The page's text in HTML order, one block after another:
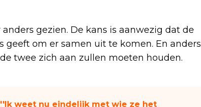
gezien. De kans is aanwezig dat de
geeft om er samen uit te komen. En anders
twee zich aan zullen moeten houden.
''Ik weet nu eindelijk met wie ze het